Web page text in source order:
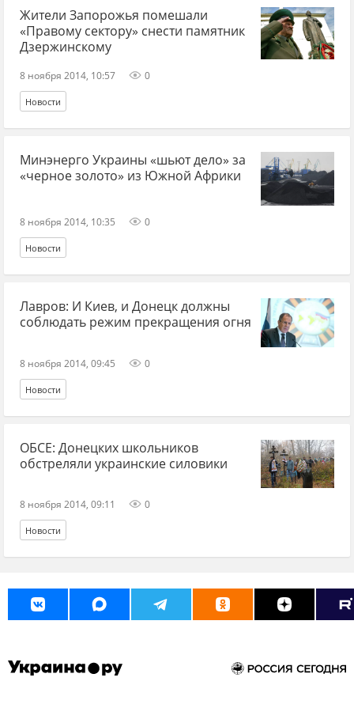
Жители Запорожья помешали
«Правому сектору» снести памятник
Дзержинскому
8 ноября 2014, 10:57 0
Новости
Минэнерго Украины «шьют дело» за
«черное золото» из Южной Африки
8 ноября 2014, 10:35 0
Новости
Лавров: И Киев, и Донецк должны
соблюдать режим прекращения огня
8 ноября 2014, 09:45 0
Новости
ОБСЕ: Донецких школьников
обстреляли украинские силовики
8 ноября 2014, 09:11 0
Новости